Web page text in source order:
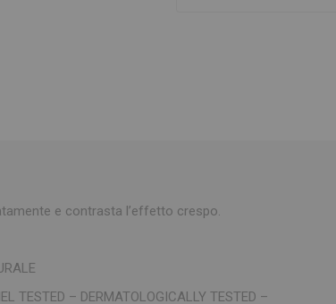
e contrasta l’effetto crespo.
TESTED – DERMATOLOGICALLY TESTED –